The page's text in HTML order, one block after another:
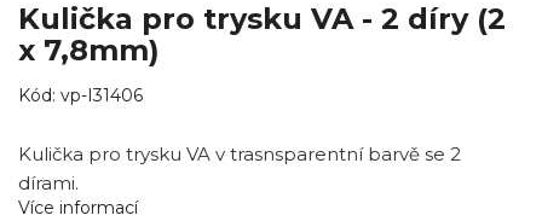
Kulička pro trysku VA - 2 díry (2
x 7,8mm)
Kód: vp-I31406
Kulička pro trysku VA v trasnsparentní barvě se 2
dírami.
Více informací